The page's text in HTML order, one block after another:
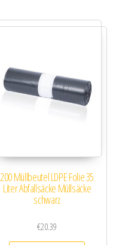
200 Müllbeutel LDPE Folie 35
Liter Abfallsäcke Müllsäcke
schwarz
€20.39